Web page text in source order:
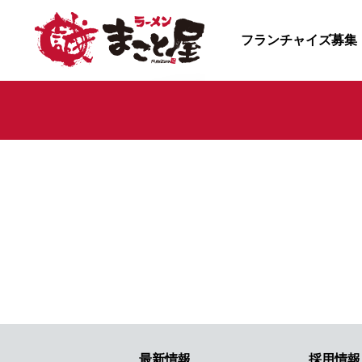
フランチャイズ募集
最新情報 採用情報